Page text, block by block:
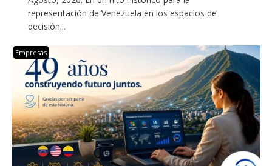
representación de Venezuela en los espacios de
decisión...
Empresas